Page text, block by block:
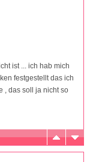
ist ... ich hab mich
festgestellt das ich
, das soll ja nicht so